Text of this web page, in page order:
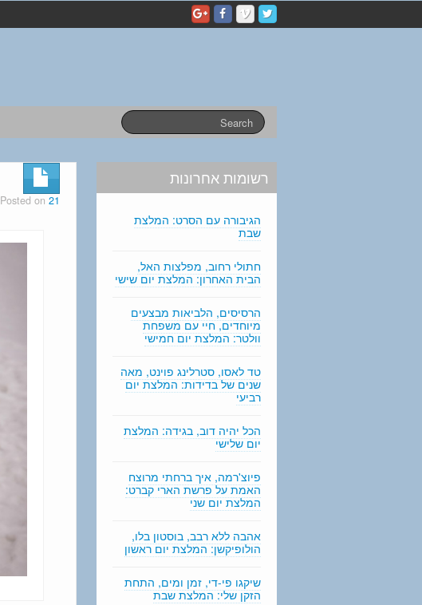
e
Posted on 21 באוגוסט 2024
רשומות אחרונות
הגיבורה עם הסרט: המלצת
שבת
חתולי רחוב, מפלצות האל,
הבית האחרון: המלצת יום שישי
הרסיסים, הלביאות מבצעים
מיוחדים, חיי עם משפחת
וולטר: המלצת יום חמישי
טד לאסו, סטרלינג פוינט, מאה
שנים של בדידות: המלצת יום
רביעי
הכל יהיה דוב, בגידה: המלצת
יום שלישי
פיוצ'רמה, איך ברחתי מרוצח
האמת על פרשת הארי קברט:
המלצת יום שני
אהבה ללא רבב, בוסטון בלו,
הולופיקשן: המלצת יום ראשון
שיקגו פי-די, זמן ומים, התחת
הזקן שלי: המלצת שבת